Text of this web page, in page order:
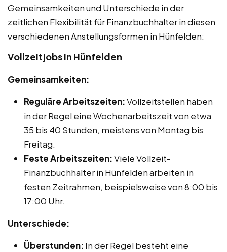
Gemeinsamkeiten und Unterschiede in der
zeitlichen Flexibilität für Finanzbuchhalter in diesen
verschiedenen Anstellungsformen in Hünfelden:
Vollzeitjobs in Hünfelden
Gemeinsamkeiten:
Reguläre Arbeitszeiten:Vollzeitstellen haben
in der Regel eine Wochenarbeitszeit von etwa
35 bis 40 Stunden, meistens von Montag bis
Freitag.
Feste Arbeitszeiten:Viele Vollzeit-
Finanzbuchhalter in Hünfelden arbeiten in
festen Zeitrahmen, beispielsweise von 8:00 bis
17:00 Uhr.
Unterschiede:
Überstunden: In der Regel besteht eine